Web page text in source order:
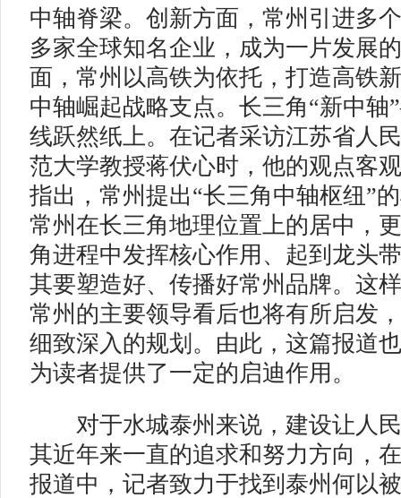
中轴脊梁。创新方面，常州引进多
多家全球知名企业，成为一片发展
面，常州以高铁为依托，打造高铁
中轴崛起战略支点。长三角“新中
线跃然纸上。在记者采访江苏省人
范大学教授蒋伏心时，他的观点客
指出，常州提出“长三角中轴枢纽”
常州在长三角地理位置上的居中，
角进程中发挥核心作用、起到龙头
其要塑造好、传播好常州品牌。这
常州的主要领导看后也将有所启发
细致深入的规划。由此，这篇报道
为读者提供了一定的启迪作用。
对于水城泰州来说，建设让人民
其近年来一直的追求和努力方向，
报道中，记者致力于找到泰州何以